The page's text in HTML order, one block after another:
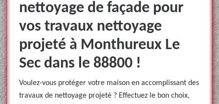
nettoyage de façade pour
vos travaux nettoyage
projeté à Monthureux Le
Sec dans le 88800 !
Voulez-vous protéger votre maison en accomplissant des
travaux de nettoyage projeté ? Effectuez le bon choix,